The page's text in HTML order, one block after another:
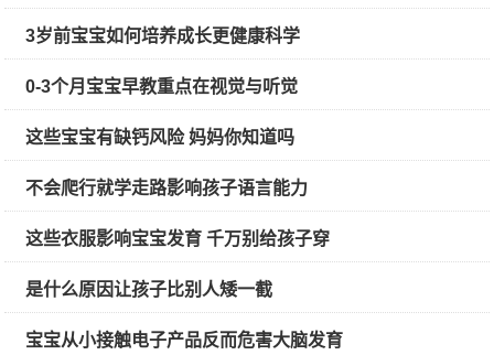
3岁前宝宝如何培养成长更健康科学
0-3个月宝宝早教重点在视觉与听觉
这些宝宝有缺钙风险 妈妈你知道吗
不会爬行就学走路影响孩子语言能力
这些衣服影响宝宝发育 千万别给孩子穿
是什么原因让孩子比别人矮一截
宝宝从小接触电子产品反而危害大脑发育